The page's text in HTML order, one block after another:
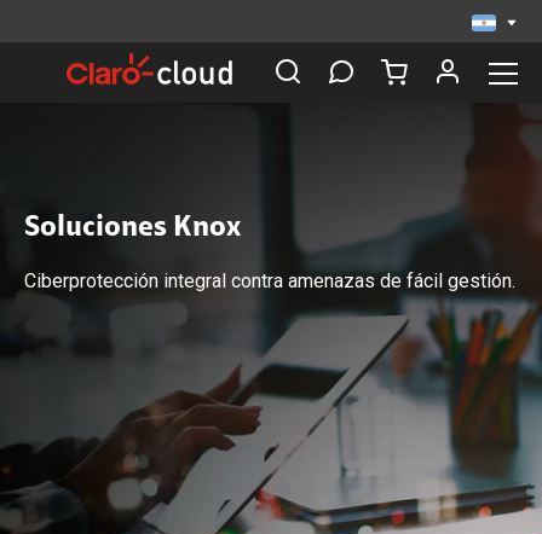
Soluciones Knox
Ciberprotección integral contra amenazas de fácil gestión.